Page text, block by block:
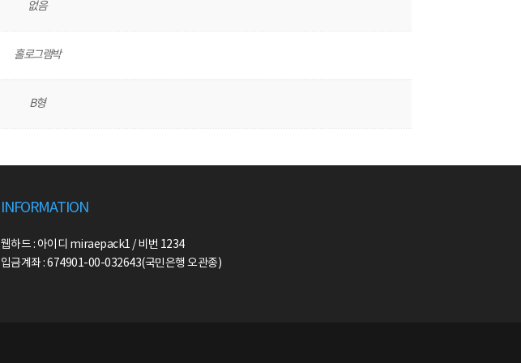
없음
홀로그램박
B형
INFORMATION
웹하드 : 아이디 miraepack1 / 비번 1234
입금계좌 : 674901-00-032643(국민은행 오관종)